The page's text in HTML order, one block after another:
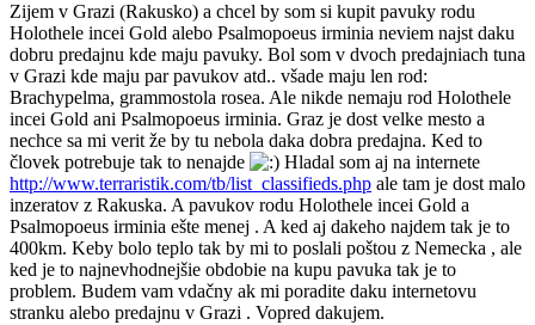
Zijem v Grazi (Rakusko) a chcel by som si kupit pavuky rodu
Holothele incei Gold alebo Psalmopoeus irminia neviem najst daku
dobru predajnu kde maju pavuky. Bol som v dvoch predajniach tuna
v Grazi kde maju par pavukov atd.. všade maju len rod:
Brachypelma, grammostola rosea. Ale nikde nemaju rod Holothele
incei Gold ani Psalmopoeus irminia. Graz je dost velke mesto a
nechce sa mi verit že by tu nebola daka dobra predajna. Ked to
človek potrebuje tak to nenajde
Hladal som aj na internete
http://www.terraristik.com/tb/list_classifieds.php ale tam je dost malo
inzeratov z Rakuska. A pavukov rodu Holothele incei Gold a
Psalmopoeus irminia ešte menej . A ked aj dakeho najdem tak je to
400km. Keby bolo teplo tak by mi to poslali poštou z Nemecka , ale
ked je to najnevhodnejšie obdobie na kupu pavuka tak je to
problem. Budem vam vdačny ak mi poradite daku internetovu
stranku alebo predajnu v Grazi . Vopred dakujem.